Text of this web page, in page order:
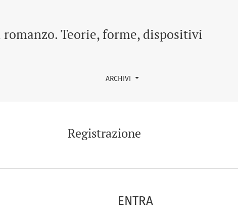
Teorie, forme, dispositivi
ARCHIVI
Registrazione
ENTRA